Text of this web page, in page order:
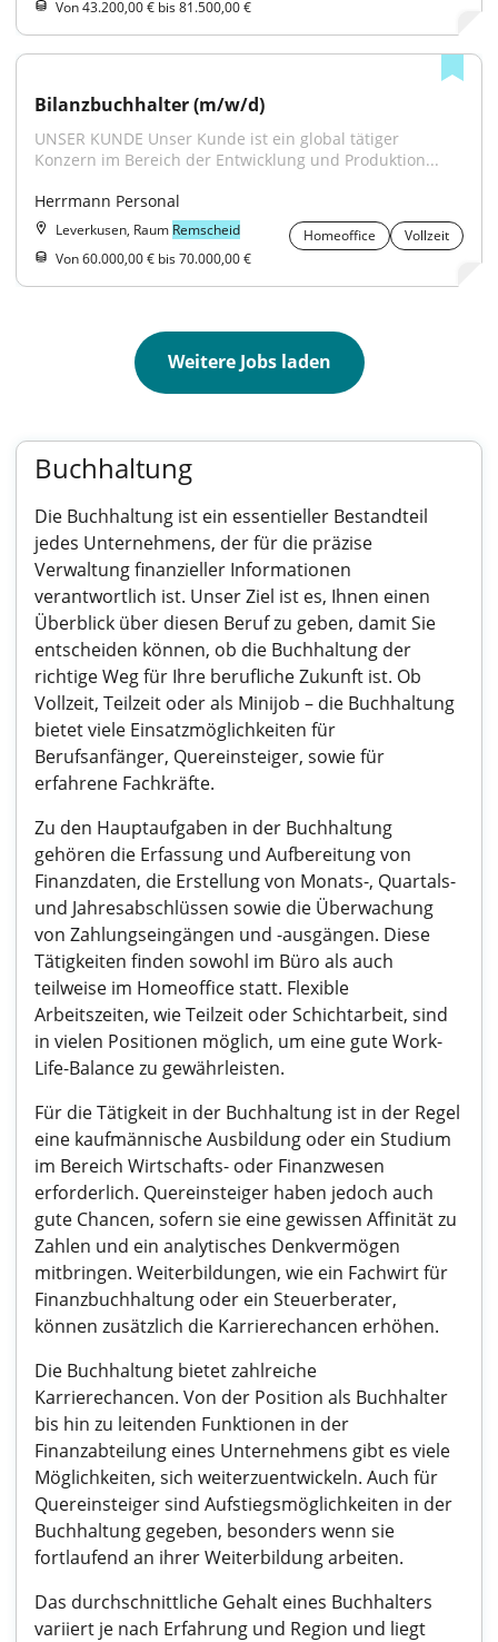
Von 43.200,00 € bis 81.500,00 €
Bilanzbuchhalter (m/w/d)
UNSER KUNDE Unser Kunde ist ein global tätiger
Konzern im Bereich der Entwicklung und Produktion...
Herrmann Personal
Leverkusen, Raum Remscheid Homeoffice
Vollzeit
Von 60.000,00 € bis 70.000,00 €
Weitere Jobs laden
Buchhaltung
Die Buchhaltung ist ein essentieller Bestandteil
jedes Unternehmens, der für die präzise
Verwaltung finanzieller Informationen
verantwortlich ist. Unser Ziel ist es, Ihnen einen
Überblick über diesen Beruf zu geben, damit Sie
entscheiden können, ob die Buchhaltung der
richtige Weg für Ihre berufliche Zukunft ist. Ob
Vollzeit, Teilzeit oder als Minijob – die Buchhaltung
bietet viele Einsatzmöglichkeiten für
Berufsanfänger, Quereinsteiger, sowie für
erfahrene Fachkräfte.
Zu den Hauptaufgaben in der Buchhaltung
gehören die Erfassung und Aufbereitung von
Finanzdaten, die Erstellung von Monats-, Quartals-
und Jahresabschlüssen sowie die Überwachung
von Zahlungseingängen und -ausgängen. Diese
Tätigkeiten finden sowohl im Büro als auch
teilweise im Homeoffice statt. Flexible
Arbeitszeiten, wie Teilzeit oder Schichtarbeit, sind
in vielen Positionen möglich, um eine gute Work-
Life-Balance zu gewährleisten.
Für die Tätigkeit in der Buchhaltung ist in der Regel
eine kaufmännische Ausbildung oder ein Studium
im Bereich Wirtschafts- oder Finanzwesen
erforderlich. Quereinsteiger haben jedoch auch
gute Chancen, sofern sie eine gewissen Affinität zu
Zahlen und ein analytisches Denkvermögen
mitbringen. Weiterbildungen, wie ein Fachwirt für
Finanzbuchhaltung oder ein Steuerberater,
können zusätzlich die Karrierechancen erhöhen.
Die Buchhaltung bietet zahlreiche
Karrierechancen. Von der Position als Buchhalter
bis hin zu leitenden Funktionen in der
Finanzabteilung eines Unternehmens gibt es viele
Möglichkeiten, sich weiterzuentwickeln. Auch für
Quereinsteiger sind Aufstiegsmöglichkeiten in der
Buchhaltung gegeben, besonders wenn sie
fortlaufend an ihrer Weiterbildung arbeiten.
Das durchschnittliche Gehalt eines Buchhalters
variiert je nach Erfahrung und Region und liegt